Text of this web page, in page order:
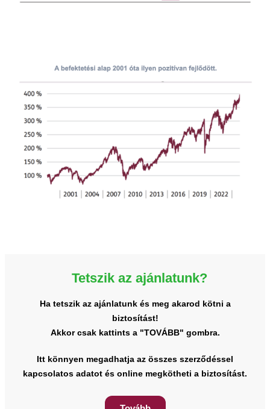
Tetszik az ajánlatunk?
Ha tetszik az ajánlatunk és meg akarod kötni a
biztosítást!
Akkor csak kattints a "TOVÁBB" gombra.
Itt könnyen megadhatja az összes szerződéssel
kapcsolatos adatot és online megkötheti a biztosítást.